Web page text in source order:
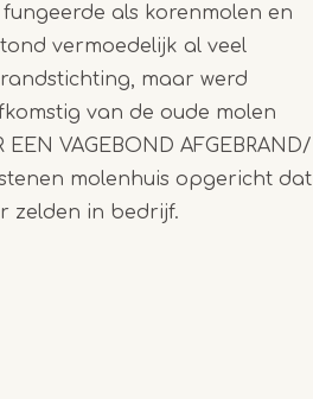
als korenmolen en
vermoedelijk al veel
maar werd
van de oude molen
VAGEBOND AFGEBRAND/
stenen molenhuis opgericht dat
zelden in bedrijf.